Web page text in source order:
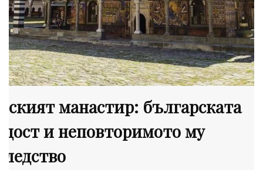
манастир: българската
и неповторимото му